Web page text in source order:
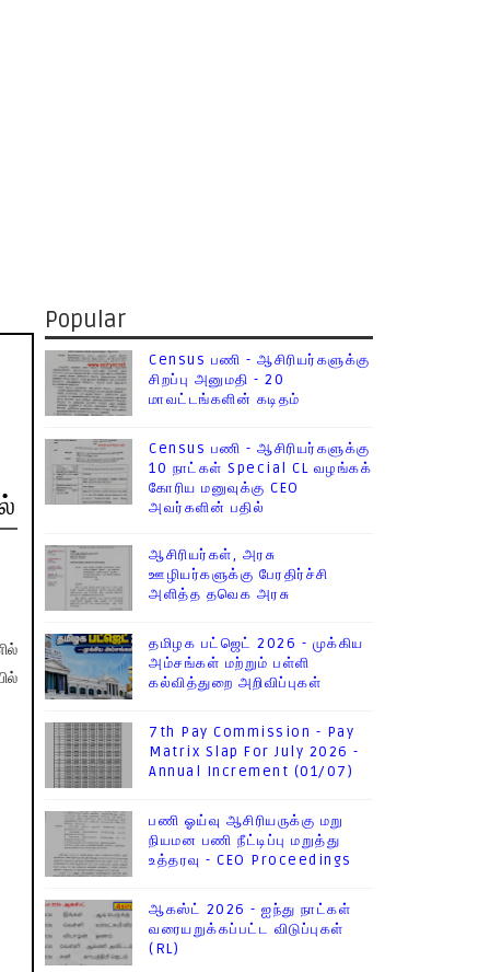
Popular
Census பணி - ஆசிரியர்களுக்கு
சிறப்பு அனுமதி - 20
மாவட்டங்களின் கடிதம்
Census பணி - ஆசிரியர்களுக்கு
10 நாட்கள் Special CL வழங்கக்
கோரிய மனுவுக்கு CEO
அவர்களின் பதில்
ஆசிரியர்கள், அரசு
ஊழியர்களுக்கு பேரதிர்ச்சி
அளித்த தவெக அரசு
தமிழக பட்ஜெட் 2026 - முக்கிய
அம்சங்கள் மற்றும் பள்ளி
கல்வித்துறை அறிவிப்புகள்
7th Pay Commission - Pay
Matrix Slap For July 2026 -
Annual Increment (01/07)
பணி ஓய்வு ஆசிரியருக்கு மறு
நியமன பணி நீட்டிப்பு மறுத்து
உத்தரவு - CEO Proceedings
ஆகஸ்ட் 2026 - ஐந்து நாட்கள்
வரையறுக்கப்பட்ட விடுப்புகள்
(RL)